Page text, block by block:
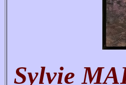
Sylvie